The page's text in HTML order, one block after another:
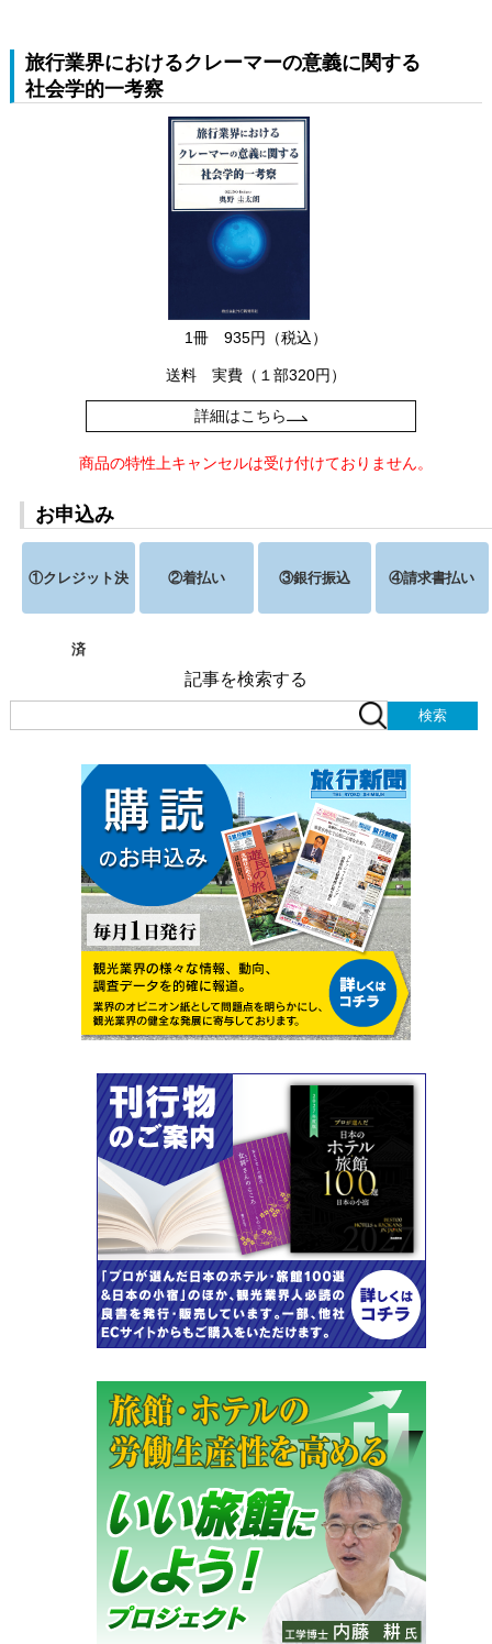
旅行業界におけるクレーマーの意義に関する
社会学的一考察
1冊 935円（税込）
送料 実費（１部320円）
詳細はこちら
商品の特性上キャンセルは受け付けておりません。
お申込み
①クレジット決
済
②着払い ③銀行振込 ④請求書払い
記事を検索する